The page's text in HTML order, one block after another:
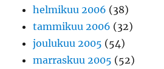
helmikuu 2006 (38)
tammikuu 2006 (32)
joulukuu 2005 (54)
marraskuu 2005 (52)